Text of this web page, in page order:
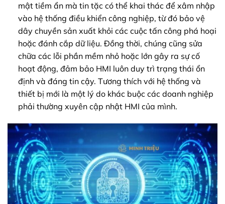
mật tiềm ẩn mà tin tặc có thể khai thác để xâm nhập
vào hệ thống điều khiển công nghiệp, từ đó bảo vệ
dây chuyền sản xuất khỏi các cuộc tấn công phá hoại
hoặc đánh cắp dữ liệu. Đồng thời, chúng cũng sửa
chữa các lỗi phần mềm nhỏ hoặc lớn gây ra sự cố
hoạt động, đảm bảo HMI luôn duy trì trạng thái ổn
định và đáng tin cậy. Tương thích với hệ thống và
thiết bị mới là một lý do khác buộc các doanh nghiệp
phải thường xuyên cập nhật HMI của mình.